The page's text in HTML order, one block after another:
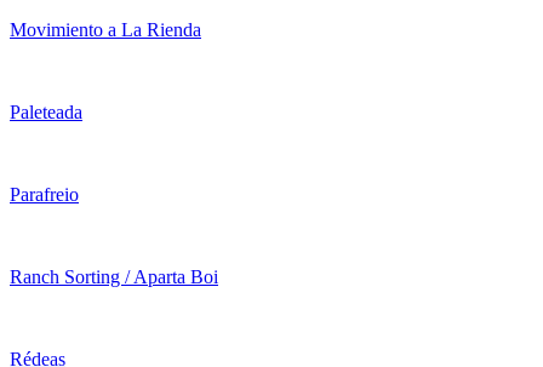
Movimiento a La Rienda
Paleteada
Parafreio
Ranch Sorting / Aparta Boi
Rédeas